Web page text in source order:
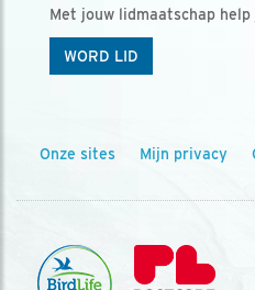
Met jouw lidmaatschap help
WORD LID
Onze sites Mijn privacy